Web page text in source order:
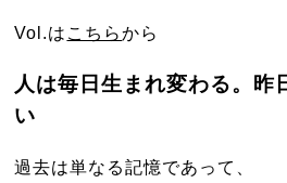
Vol.は こちらから
人は毎日生まれ変わる。昨
い
過去は単なる記憶であって、